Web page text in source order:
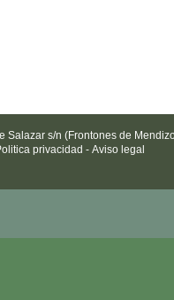
Salazar s/n (Frontones de
privacidad - Aviso legal